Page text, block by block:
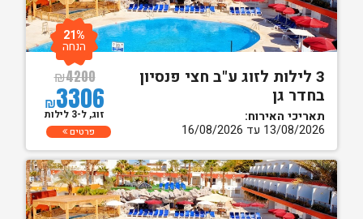
3 לילות לזוג ע"ב חצי פנסיון
בחדר גן
תאריכי האירוח:
13/08/2026 עד 16/08/2026
₪4200
₪3306
21%
הנחה
זוג, ל-3 לילות
פרטים